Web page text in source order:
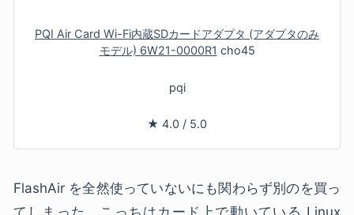
PQI Air Card Wi-Fi内蔵SDカードアダプタ (アダプタのみ
モデル) 6W21-0000R1 cho45
pqi
★ 4.0 / 5.0
FlashAir を全然使っていないにも関わらず別のを買っ
てしまった。こっちはカード上で動いている Linux